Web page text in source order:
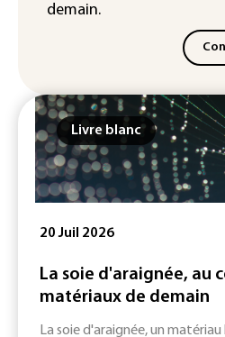
demain.
Livre blanc
20 Juil 2026
La soie d'araignée, au
matériaux de demain
La soie d'araignée, un